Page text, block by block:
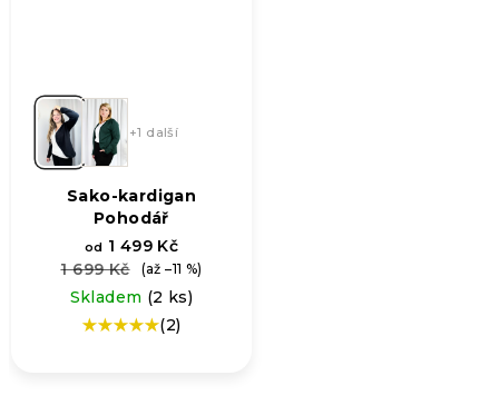
+1 další
Sako-kardigan
Pohodář
od 1 499 Kč
1 699 Kč
(až –11 %)
Skladem (2 ks)
Průměrné(2)